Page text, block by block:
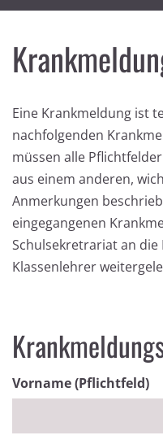
Eine Krankmeldung ist
nachfolgenden
müssen alle
aus einem anderen,
Anmerkungen
eingegangenen
Schulsekretrariat an
Klassenlehrer
Vorname (Pflichtfeld)